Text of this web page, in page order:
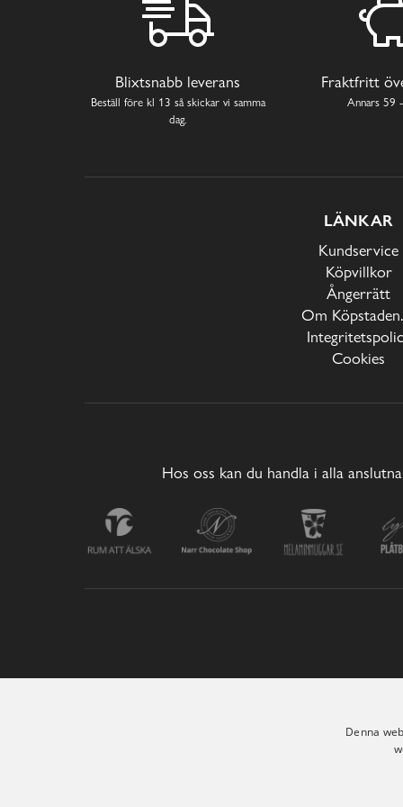
Blixtsnabb leverans
Beställ före kl 13 så skickar vi samma
dag.
Fraktfritt
Annars 59
LÄNKAR
Kundservice
Köpvillkor
Ångerrätt
Om
Cookies
Hos oss kan du handla i alla
Denna